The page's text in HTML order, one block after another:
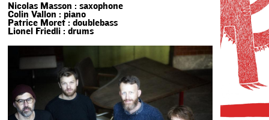
Nicolas Masson : saxophone
Colin Vallon : piano
Patrice Moret : doublebass
Lionel Friedli : drums